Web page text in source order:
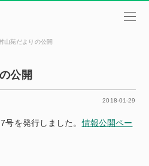
山苑だよりの公開
公開
2018-01-29
号を発行しました。情報公開ペー